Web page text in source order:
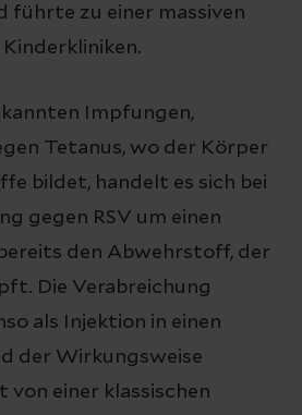
führte zu einer massiven
Impfungen,
Tetanus, wo der Körper
bildet, handelt es sich bei
gegen RSV um einen
den Abwehrstoff, der
Die Verabreichung
als Injektion in einen
der Wirkungsweise
von einer klassischen